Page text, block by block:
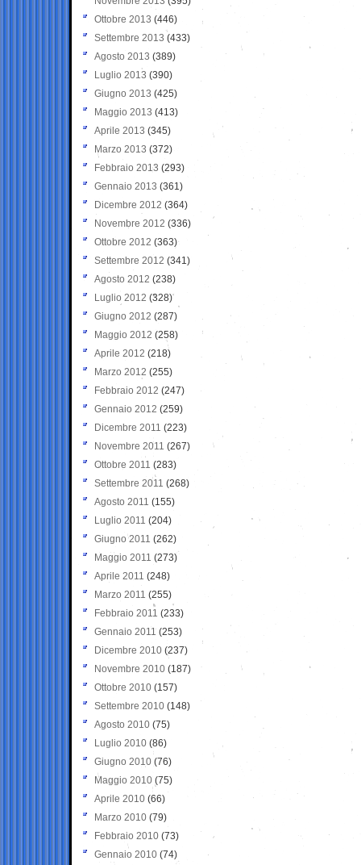
Ottobre 2013 (446)
Settembre 2013 (433)
Agosto 2013 (389)
Luglio 2013 (390)
Giugno 2013 (425)
Maggio 2013 (413)
Aprile 2013 (345)
Marzo 2013 (372)
Febbraio 2013 (293)
Gennaio 2013 (361)
Dicembre 2012 (364)
Novembre 2012 (336)
Ottobre 2012 (363)
Settembre 2012 (341)
Agosto 2012 (238)
Luglio 2012 (328)
Giugno 2012 (287)
Maggio 2012 (258)
Aprile 2012 (218)
Marzo 2012 (255)
Febbraio 2012 (247)
Gennaio 2012 (259)
Dicembre 2011 (223)
Novembre 2011 (267)
Ottobre 2011 (283)
Settembre 2011 (268)
Agosto 2011 (155)
Luglio 2011 (204)
Giugno 2011 (262)
Maggio 2011 (273)
Aprile 2011 (248)
Marzo 2011 (255)
Febbraio 2011 (233)
Gennaio 2011 (253)
Dicembre 2010 (237)
Novembre 2010 (187)
Ottobre 2010 (157)
Settembre 2010 (148)
Agosto 2010 (75)
Luglio 2010 (86)
Giugno 2010 (76)
Maggio 2010 (75)
Aprile 2010 (66)
Marzo 2010 (79)
Febbraio 2010 (73)
Gennaio 2010 (74)